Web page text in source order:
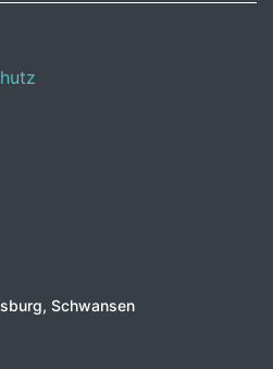
Schwansen